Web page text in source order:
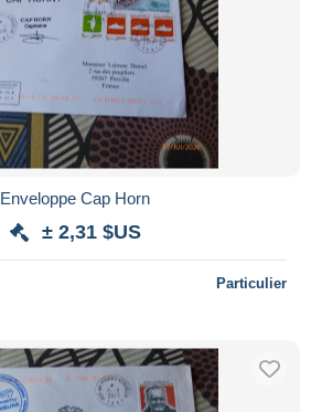
Enveloppe Cap Horn
± 2,31 $US
Particulier